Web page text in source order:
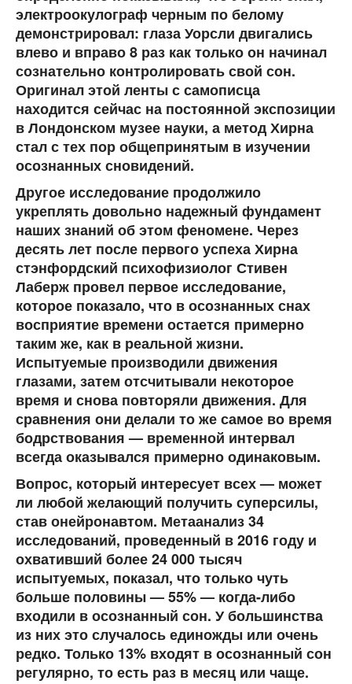
электроокулограф черным по белому
демонстрировал: глаза Уорсли двигались
влево и вправо 8 раз как только он начинал
сознательно контролировать свой сон.
Оригинал этой ленты с самописца
находится сейчас на постоянной экспозиции
в Лондонском музее науки, а метод Хирна
стал с тех пор общепринятым в изучении
осознанных сновидений.
Другое исследование продолжило
укреплять довольно надежный фундамент
наших знаний об этом феномене. Через
десять лет после первого успеха Хирна
стэнфордский психофизиолог Стивен
Лаберж провел первое исследование,
которое показало, что в осознанных снах
восприятие времени остается примерно
таким же, как в реальной жизни.
Испытуемые производили движения
глазами, затем отсчитывали некоторое
время и снова повторяли движения. Для
сравнения они делали то же самое во время
бодрствования — временной интервал
всегда оказывался примерно одинаковым.
Вопрос, который интересует всех — может
ли любой желающий получить суперсилы,
став онейронавтом. Метаанализ 34
исследований, проведенный в 2016 году и
охвативший более 24 000 тысяч
испытуемых, показал, что только чуть
больше половины — 55% — когда-либо
входили в осознанный сон. У большинства
из них это случалось единожды или очень
редко. Только 13% входят в осознанный сон
регулярно, то есть раз в месяц или чаще.